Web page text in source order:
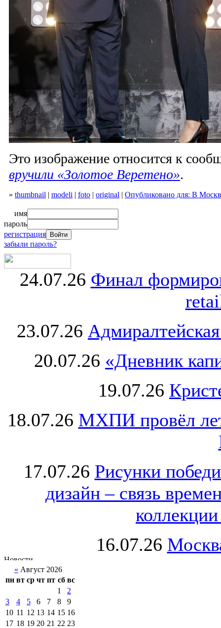
Это изображение относится к
вручили «Золотое Веретено».
» thumbnail | modeli | foto | original | Опубликовано для: В
имя
пароль
регистрация
забыли пароль?
24.07.26 Финал
23.07.26
20.07.26 «Дневник
19.07.26
18.07.26 МХПИ провёл
17.07.26 Рисунки
дизайн – связь
16.07.26
« Август 2026
пн вт ср чт пт сб вс
1
2
3
4 5 6 7 8
9
10 11 12 13 14 15 16
17 18 19 20 21 22 23